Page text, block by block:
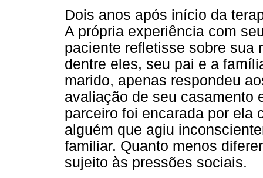
Dois anos após início da
A própria experiência com
paciente refletisse sobre sua
dentre eles, seu pai e a
marido, apenas respondeu
avaliação de seu casamento
parceiro foi encarada por ela
alguém que agiu
familiar. Quanto menos
sujeito às pressões sociais.